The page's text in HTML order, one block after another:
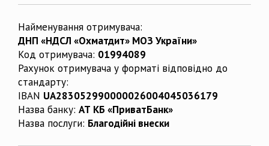
Найменування отримувача:
ДНП «НДСЛ «Охматдит» МОЗ України»
Код отримувача: 01994089
Рахунок отримувача у форматі відповідно до
стандарту:
IBAN UA283052990000026004045036179
Назва банку: АТ КБ «ПриватБанк»
Назва послуги: Благодійні внески